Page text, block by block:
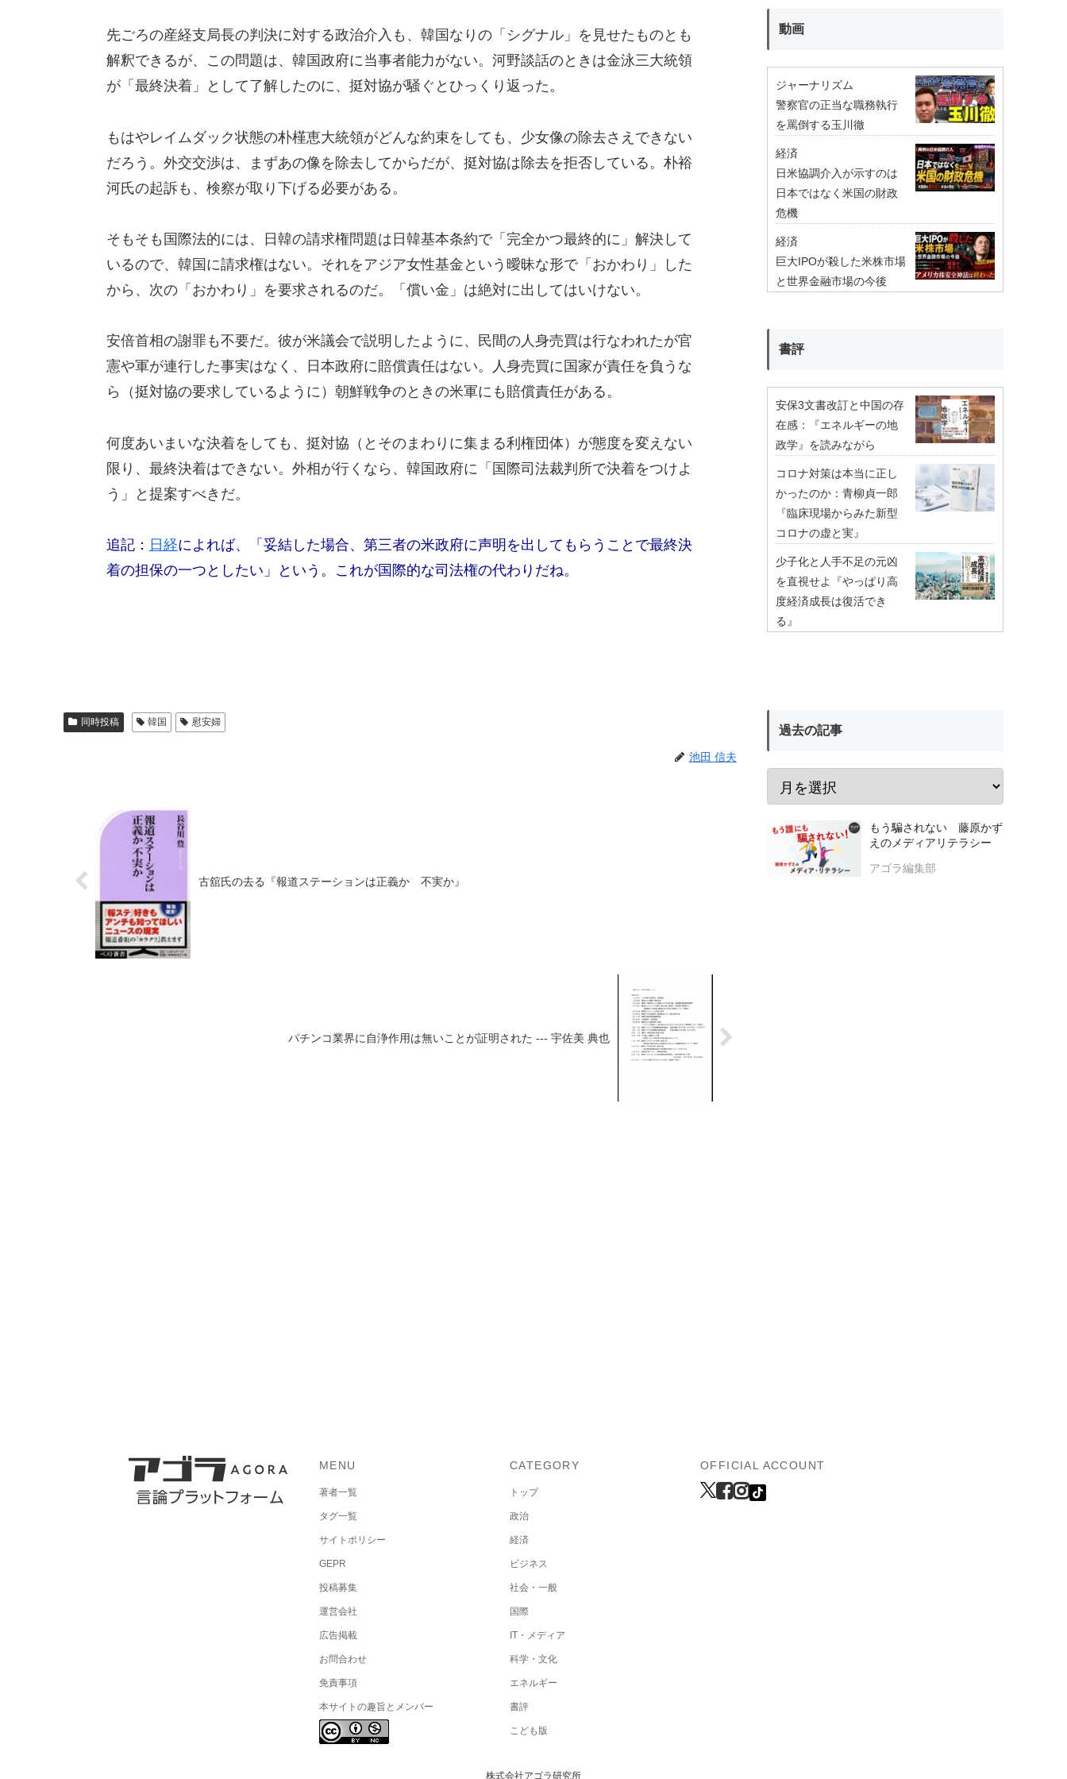
先ごろの産経支局長の判決に対する政治介入も、韓国なりの「シグナル」を見せたものとも
解釈できるが、この問題は、韓国政府に当事者能力がない。河野談話のときは金泳三大統領
が「最終決着」として了解したのに、挺対協が騒ぐとひっくり返った。
もはやレイムダック状態の朴槿恵大統領がどんな約束をしても、少女像の除去さえできない
だろう。外交交渉は、まずあの像を除去してからだが、挺対協は除去を拒否している。朴裕
河氏の起訴も、検察が取り下げる必要がある。
そもそも国際法的には、日韓の請求権問題は日韓基本条約で「完全かつ最終的に」解決して
いるので、韓国に請求権はない。それをアジア女性基金という曖昧な形で「おかわり」した
から、次の「おかわり」を要求されるのだ。「償い金」は絶対に出してはいけない。
安倍首相の謝罪も不要だ。彼が米議会で説明したように、民間の人身売買は行なわれたが官
憲や軍が連行した事実はなく、日本政府に賠償責任はない。人身売買に国家が責任を負うな
ら（挺対協の要求しているように）朝鮮戦争のときの米軍にも賠償責任がある。
何度あいまいな決着をしても、挺対協（とそのまわりに集まる利権団体）が態度を変えない
限り、最終決着はできない。外相が行くなら、韓国政府に「国際司法裁判所で決着をつけよ
う」と提案すべきだ。
追記： 日経によれば、「妥結した場合、第三者の米政府に声明を出してもらうことで最終決
着の担保の一つとしたい」という。これが国際的な司法権の代わりだね。
同時投稿 韓国 慰安婦
池田 信夫
古舘氏の去る『報道ステーションは正義か 不実か』
パチンコ業界に自浄作用は無いことが証明された --- 宇佐美 典也
動画
ジャーナリズム
警察官の正当な職務執行
を罵倒する玉川徹
経済
日米協調介入が示すのは
日本ではなく米国の財政
危機
経済
巨大IPOが殺した米株市場
と世界金融市場の今後
書評
安保3文書改訂と中国の存
在感：『エネルギーの地
政学』を読みながら
コロナ対策は本当に正し
かったのか：青柳貞一郎
『臨床現場からみた新型
コロナの虚と実』
少子化と人手不足の元凶
を直視せよ『やっぱり高
度経済成長は復活でき
る』
過去の記事
もう騙されない 藤原かず
えのメディアリテラシー
アゴラ編集部
MENU
著者一覧
タグ一覧
サイトポリシー
GEPR
投稿募集
運営会社
広告掲載
お問合わせ
免責事項
本サイトの趣旨とメンバー
CATEGORY
トップ
政治
経済
ビジネス
社会・一般
国際
IT・メディア
科学・文化
エネルギー
書評
こども版
OFFICIAL ACCOUNT
株式会社アゴラ研究所